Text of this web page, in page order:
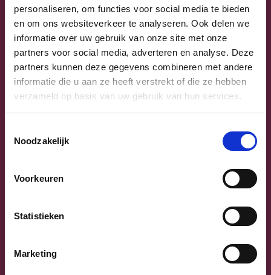
personaliseren, om functies voor social media te bieden
en om ons websiteverkeer te analyseren. Ook delen we
informatie over uw gebruik van onze site met onze
partners voor social media, adverteren en analyse. Deze
partners kunnen deze gegevens combineren met andere
informatie die u aan ze heeft verstrekt of die ze hebben
verzameld op basis van uw gebruik van hun services.
Noodzakelijk
Voorkeuren
Statistieken
Marketing
Uw lijsttrekkers
Next